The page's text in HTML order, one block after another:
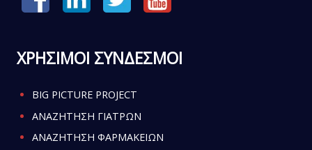
ΧΡΗΣΙΜΟΙ ΣΥΝΔΕΣΜΟΙ
BIG PICTURE PROJECT
ΑΝΑΖΗΤΗΣΗ ΓΙΑΤΡΩΝ
ΑΝΑΖΗΤΗΣΗ ΦΑΡΜΑΚΕΙΩΝ